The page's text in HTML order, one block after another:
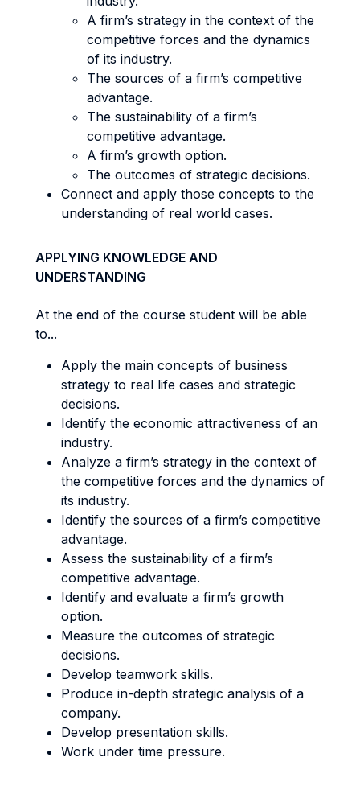
A firm’s strategy in the context of the
competitive forces and the dynamics
of its industry.
The sources of a firm’s competitive
advantage.
The sustainability of a firm’s
competitive advantage.
A firm’s growth option.
The outcomes of strategic decisions.
Connect and apply those concepts to the
understanding of real world cases.
APPLYING KNOWLEDGE AND
UNDERSTANDING
At the end of the course student will be able
to...
Apply the main concepts of business
strategy to real life cases and strategic
decisions.
Identify the economic attractiveness of an
industry.
Analyze a firm’s strategy in the context of
the competitive forces and the dynamics of
its industry.
Identify the sources of a firm’s competitive
advantage.
Assess the sustainability of a firm’s
competitive advantage.
Identify and evaluate a firm’s growth
option.
Measure the outcomes of strategic
decisions.
Develop teamwork skills.
Produce in-depth strategic analysis of a
company.
Develop presentation skills.
Work under time pressure.